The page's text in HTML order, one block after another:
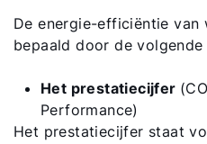
De energie-efficiëntie van
bepaald door de volgende
Het prestatiecijfer
Performance)
Het prestatiecijfer staat